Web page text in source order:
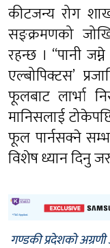
कीटजन्य रोग
सङ्क्रमणको
रहन्छ । “पानी
एल्बोपिक्टस’
फूलबाट लार्भा
मानिसलाई
फूल पार्नसक्ने
विशेष ध्यान दिनु
गण्डकी प्रदेशको